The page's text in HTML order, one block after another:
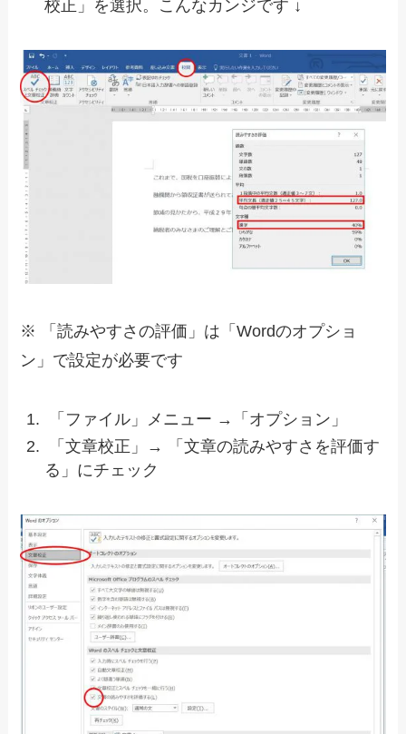
校正」を選択。こんなカンジです ↓
※ 「読みやすさの評価」は「Wordのオプショ
ン」で設定が必要です
「ファイル」メニュー →「オプション」
「文章校正」→ 「文章の読みやすさを評価す
る」にチェック